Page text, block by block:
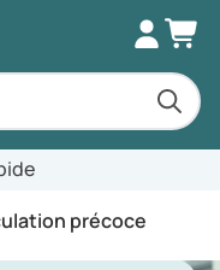
précoce